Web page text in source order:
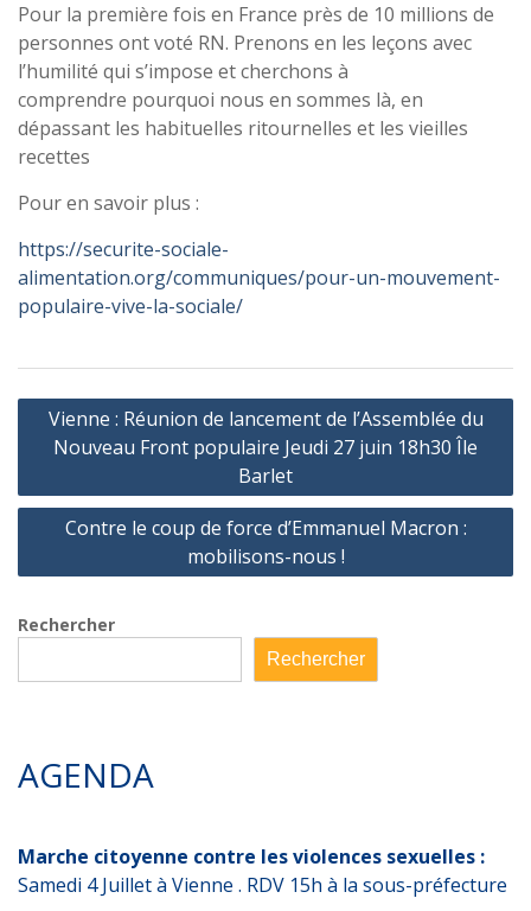
Pour la première fois en France près de 10 millions de
personnes ont voté RN. Prenons en les leçons avec
l’humilité qui s’impose et cherchons à
comprendre pourquoi nous en sommes là, en
dépassant les habituelles ritournelles et les vieilles
recettes
Pour en savoir plus :
https://securite-sociale-
alimentation.org/communiques/pour-un-mouvement-
populaire-vive-la-sociale/
Navigation
Vienne : Réunion de lancement de l’Assemblée du
Nouveau Front populaire Jeudi 27 juin 18h30 Île
Barlet
Contre le coup de force d’Emmanuel Macron :
mobilisons-nous !
Rechercher
Rechercher
AGENDA
Marche citoyenne contre les violences sexuelles :
Samedi 4 Juillet à Vienne . RDV 15h à la sous-préfecture